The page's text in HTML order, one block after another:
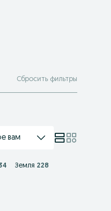
Сбросить фильтры
вам
Земля 228